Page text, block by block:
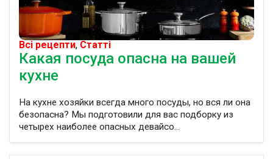
Всі рецепти, Статті
Какая посуда опасна на вашей
кухне
На кухне хозяйки всегда много посуды, но вся ли она
безопасна? Мы подготовили для вас подборку из
четырех наиболее опасных девайсо...